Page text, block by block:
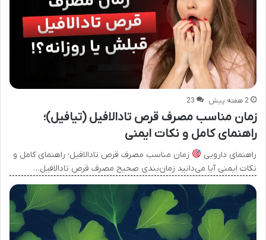
2 هفته پیش 23
زمان مناسب مصرف قرص تادالافیل (تیافیل)؛
راهنمای کامل و نکات ایمنی
راهنمای دارویی
زمان مناسب مصرف قرص تادالافیل؛ راهنمای کامل و
نکات ایمنی آیا می‌دانید زمان‌بندی صحیح مصرف قرص تادالافیل…